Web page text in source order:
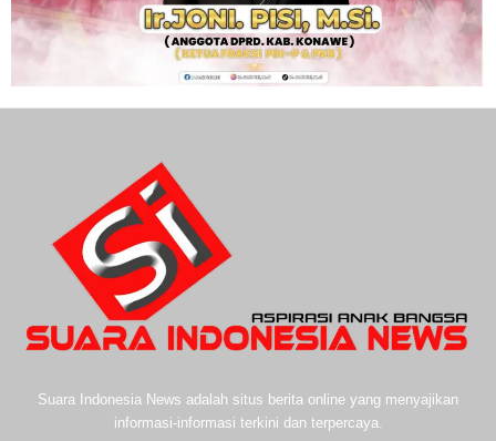
Suara Indonesia News adalah situs berita online yang menyajikan
informasi-informasi terkini dan terpercaya.